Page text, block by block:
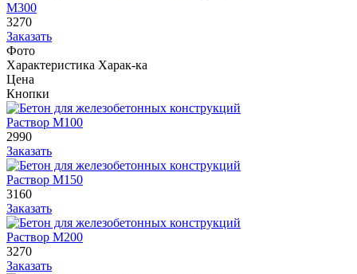
М300
3270
Заказать
Фото
Характеристика Харак-ка
Цена
Кнопки
Раствор М100
2990
Заказать
Раствор М150
3160
Заказать
Раствор М200
3270
Заказать